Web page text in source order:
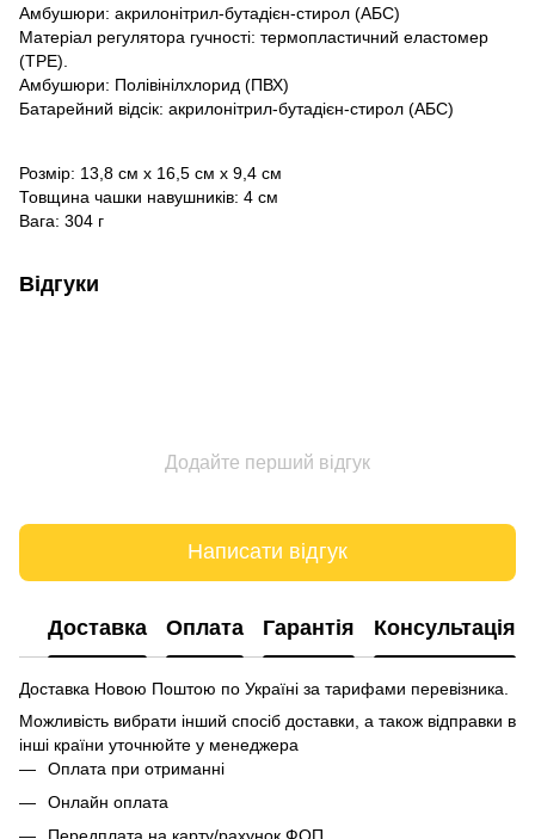
Амбушюри: акрилонітрил-бутадієн-стирол (АБС)
Матеріал регулятора гучності: термопластичний еластомер
(TPE).
Амбушюри: Полівінілхлорид (ПВХ)
Батарейний відсік: акрилонітрил-бутадієн-стирол (АБС)
Розмір: 13,8 см х 16,5 см х 9,4 см
Товщина чашки навушників: 4 см
Вага: 304 г
Відгуки
Додайте перший відгук
Написати відгук
Доставка Оплата Гарантія Консультація
Доставка Новою Поштою по Україні за тарифами перевізника.
Можливість вибрати інший спосіб доставки, а також відправки в
інші країни уточнюйте у менеджера
Оплата при отриманні
Онлайн оплата